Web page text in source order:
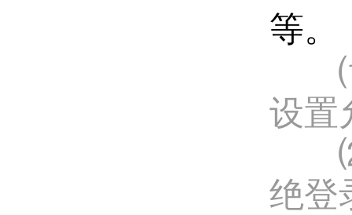
等。
设置
绝登